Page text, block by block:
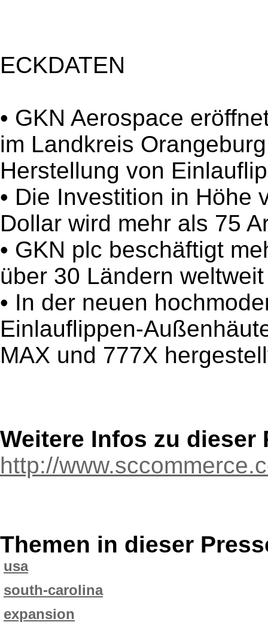
ECKDATEN
• GKN Aerospace
im Landkreis
Herstellung von
• Die Investition in Höhe
Dollar wird mehr als 75
• GKN plc beschäftigt
über 30 Ländern weltweit
• In der neuen
Einlauflippen-
MAX und 777X
Weitere Infos zu dieser
http://
Themen in dieser
usa
south-carolina
expansion